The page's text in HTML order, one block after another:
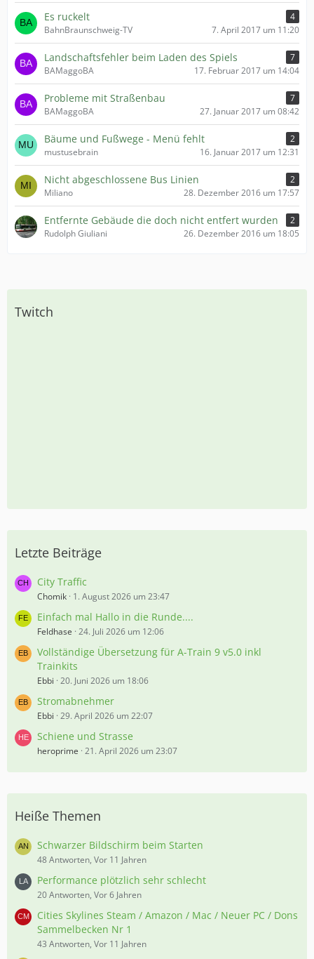
Es ruckelt
4
BahnBraunschweig-TV
7. April 2017 um 11:20
Landschaftsfehler beim Laden des Spiels
7
BAMaggoBA
17. Februar 2017 um 14:04
Probleme mit Straßenbau
7
BAMaggoBA
27. Januar 2017 um 08:42
Bäume und Fußwege - Menü fehlt
2
mustusebrain
16. Januar 2017 um 12:31
Nicht abgeschlossene Bus Linien
2
Miliano
28. Dezember 2016 um 17:57
Entfernte Gebäude die doch nicht entfert wurden
2
Rudolph Giuliani
26. Dezember 2016 um 18:05
Twitch
Letzte Beiträge
City Traffic
Chomik 1. August 2026 um 23:47
Einfach mal Hallo in die Runde....
Feldhase 24. Juli 2026 um 12:06
Vollständige Übersetzung für A-Train 9 v5.0 inkl
Trainkits
Ebbi 20. Juni 2026 um 18:06
Stromabnehmer
Ebbi 29. April 2026 um 22:07
Schiene und Strasse
heroprime 21. April 2026 um 23:07
Heiße Themen
Schwarzer Bildschirm beim Starten
48 Antworten, Vor 11 Jahren
Performance plötzlich sehr schlecht
20 Antworten, Vor 6 Jahren
Cities Skylines Steam / Amazon / Mac / Neuer PC / Dons
Sammelbecken Nr 1
43 Antworten, Vor 11 Jahren